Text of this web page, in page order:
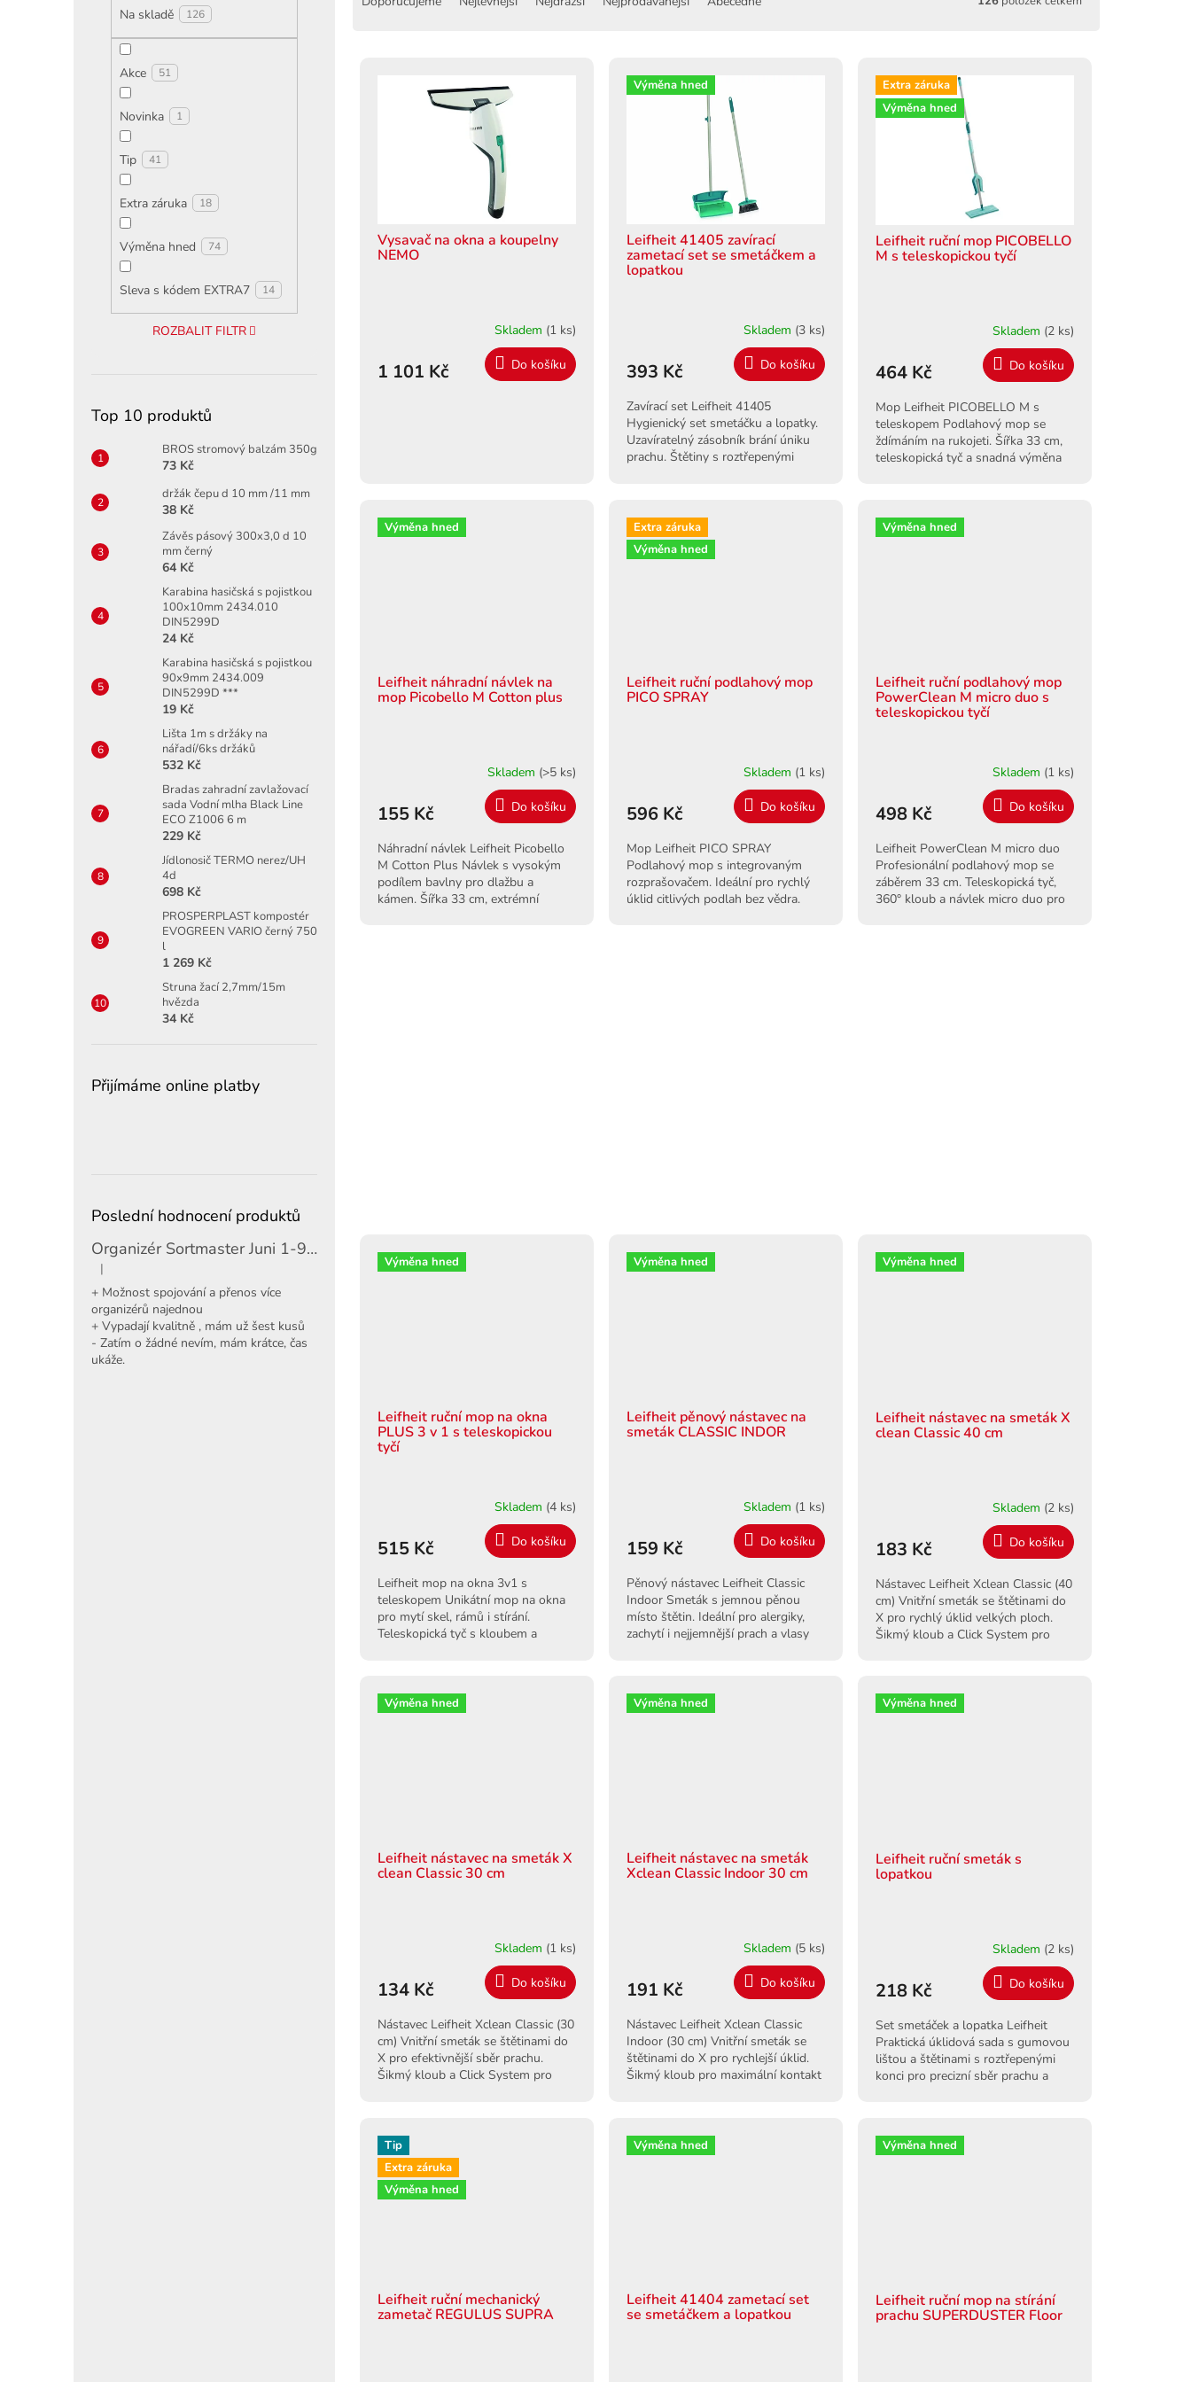
Na skladě 126
Akce 51
Novinka 1
Tip 41
Extra záruka 18
Výměna hned 74
Sleva s kódem EXTRA7 14
ROZBALIT FILTR
Top 10 produktů
BROS stromový balzám 350g
73 Kč
držák čepu d 10 mm /11 mm
38 Kč
Závěs pásový 300x3,0 d 10
mm černý
64 Kč
Karabina hasičská s pojistkou
100x10mm 2434.010
DIN5299D
24 Kč
Karabina hasičská s pojistkou
90x9mm 2434.009
DIN5299D ***
19 Kč
Lišta 1m s držáky na
nářadí/6ks držáků
532 Kč
Bradas zahradní zavlažovací
sada Vodní mlha Black Line
ECO Z1006 6 m
229 Kč
Jídlonosič TERMO nerez/UH
4d
698 Kč
PROSPERPLAST kompostér
EVOGREEN VARIO černý 750
l
1 269 Kč
Struna žací 2,7mm/15m
hvězda
34 Kč
Přijímáme online platby
Poslední hodnocení produktů
Organizér Sortmaster Juni 1-97-483
Hodnocení produktu je 5 z 5 hvězdiček.
|
+ Možnost spojování a přenos více
organizérů najednou
+ Vypadají kvalitně , mám už šest kusů
- Zatím o žádné nevím, mám krátce, čas
ukáže.
Vysavač na okna a koupelny
NEMO
Skladem (1 ks)
1 101 Kč Do košíku
Výměna hned
Leifheit 41405 zavírací
zametací set se smetáčkem a
lopatkou
Skladem (3 ks)
393 Kč Do košíku
Zavírací set Leifheit 41405
Hygienický set smetáčku a lopatky.
Uzavíratelný zásobník brání úniku
prachu. Štětiny s roztřepenými
Extra záruka
Výměna hned
Leifheit ruční mop PICOBELLO
M s teleskopickou tyčí
Skladem (2 ks)
464 Kč Do košíku
Mop Leifheit PICOBELLO M s
teleskopem Podlahový mop se
ždímáním na rukojeti. Šířka 33 cm,
teleskopická tyč a snadná výměna
Výměna hned
Leifheit náhradní návlek na
mop Picobello M Cotton plus
Skladem (>5 ks)
155 Kč Do košíku
Náhradní návlek Leifheit Picobello
M Cotton Plus Návlek s vysokým
podílem bavlny pro dlažbu a
kámen. Šířka 33 cm, extrémní
Extra záruka
Výměna hned
Leifheit ruční podlahový mop
PICO SPRAY
Skladem (1 ks)
596 Kč Do košíku
Mop Leifheit PICO SPRAY
Podlahový mop s integrovaným
rozprašovačem. Ideální pro rychlý
úklid citlivých podlah bez vědra.
Výměna hned
Leifheit ruční podlahový mop
PowerClean M micro duo s
teleskopickou tyčí
Skladem (1 ks)
498 Kč Do košíku
Leifheit PowerClean M micro duo
Profesionální podlahový mop se
záběrem 33 cm. Teleskopická tyč,
360° kloub a návlek micro duo pro
Výměna hned
Leifheit ruční mop na okna
PLUS 3 v 1 s teleskopickou
tyčí
Skladem (4 ks)
515 Kč Do košíku
Leifheit mop na okna 3v1 s
teleskopem Unikátní mop na okna
pro mytí skel, rámů i stírání.
Teleskopická tyč s kloubem a
Výměna hned
Leifheit pěnový nástavec na
smeták CLASSIC INDOR
Skladem (1 ks)
159 Kč Do košíku
Pěnový nástavec Leifheit Classic
Indoor Smeták s jemnou pěnou
místo štětin. Ideální pro alergiky,
zachytí i nejjemnější prach a vlasy
Výměna hned
Leifheit nástavec na smeták X
clean Classic 40 cm
Skladem (2 ks)
183 Kč Do košíku
Nástavec Leifheit Xclean Classic (40
cm) Vnitřní smeták se štětinami do
X pro rychlý úklid velkých ploch.
Šikmý kloub a Click System pro
Výměna hned
Leifheit nástavec na smeták X
clean Classic 30 cm
Skladem (1 ks)
134 Kč Do košíku
Nástavec Leifheit Xclean Classic (30
cm) Vnitřní smeták se štětinami do
X pro efektivnější sběr prachu.
Šikmý kloub a Click System pro
Výměna hned
Leifheit nástavec na smeták
Xclean Classic Indoor 30 cm
Skladem (5 ks)
191 Kč Do košíku
Nástavec Leifheit Xclean Classic
Indoor (30 cm) Vnitřní smeták se
štětinami do X pro rychlejší úklid.
Šikmý kloub pro maximální kontakt
Výměna hned
Leifheit ruční smeták s
lopatkou
Skladem (2 ks)
218 Kč Do košíku
Set smetáček a lopatka Leifheit
Praktická úklidová sada s gumovou
lištou a štětinami s roztřepenými
konci pro precizní sběr prachu a
Tip
Extra záruka
Výměna hned
Leifheit ruční mechanický
zametač REGULUS SUPRA
Výměna hned
Leifheit 41404 zametací set
se smetáčkem a lopatkou
Výměna hned
Leifheit ruční mop na stírání
prachu SUPERDUSTER Floor